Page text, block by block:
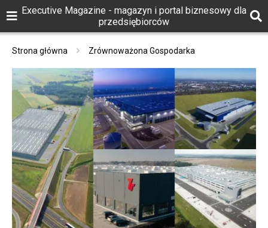
Executive Magazine - magazyn i portal biznesowy dla
przedsiębiorców
Strona główna Zrównoważona Gospodarka